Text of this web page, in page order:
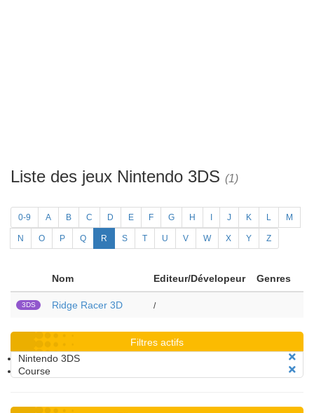
Liste des jeux Nintendo 3DS (1)
0-9 A B C D E F G H J K L M
N O P Q R S T U V W X Y Z
Nom Editeur/Dévelopeur Genres
3DS Ridge Racer 3D /
Filtres actifs
Nintendo 3DS
Course